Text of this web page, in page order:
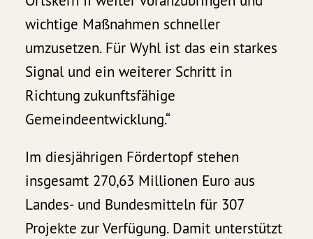
wichtige Maßnahmen schneller
umzusetzen. Für Wyhl ist das ein starkes
Signal und ein weiterer Schritt in
Richtung zukunftsfähige
Gemeindeentwicklung.“
Im diesjährigen Fördertopf stehen
insgesamt 270,63 Millionen Euro aus
Landes- und Bundesmitteln für 307
Projekte zur Verfügung. Damit unterstützt